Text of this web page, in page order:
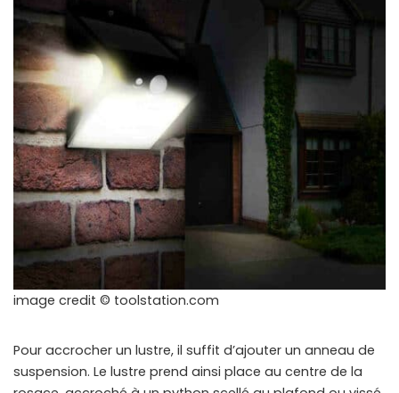
image credit © toolstation.com
Pour accrocher un lustre, il suffit d’ajouter un anneau de
suspension. Le lustre prend ainsi place au centre de la